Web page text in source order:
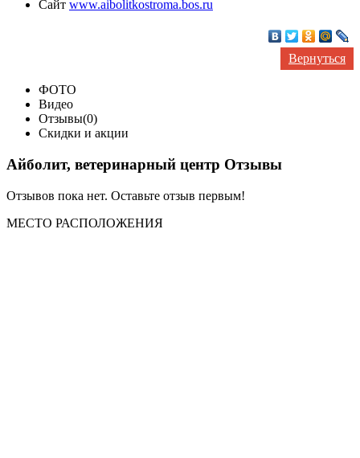
Сайт www.aibolitkostroma.bos.ru
Вернуться
ФОТО
Видео
Отзывы(0)
Скидки и акции
Айболит, ветеринарный центр Отзывы
Отзывов пока нет. Оставьте отзыв первым!
МЕСТО РАСПОЛОЖЕНИЯ